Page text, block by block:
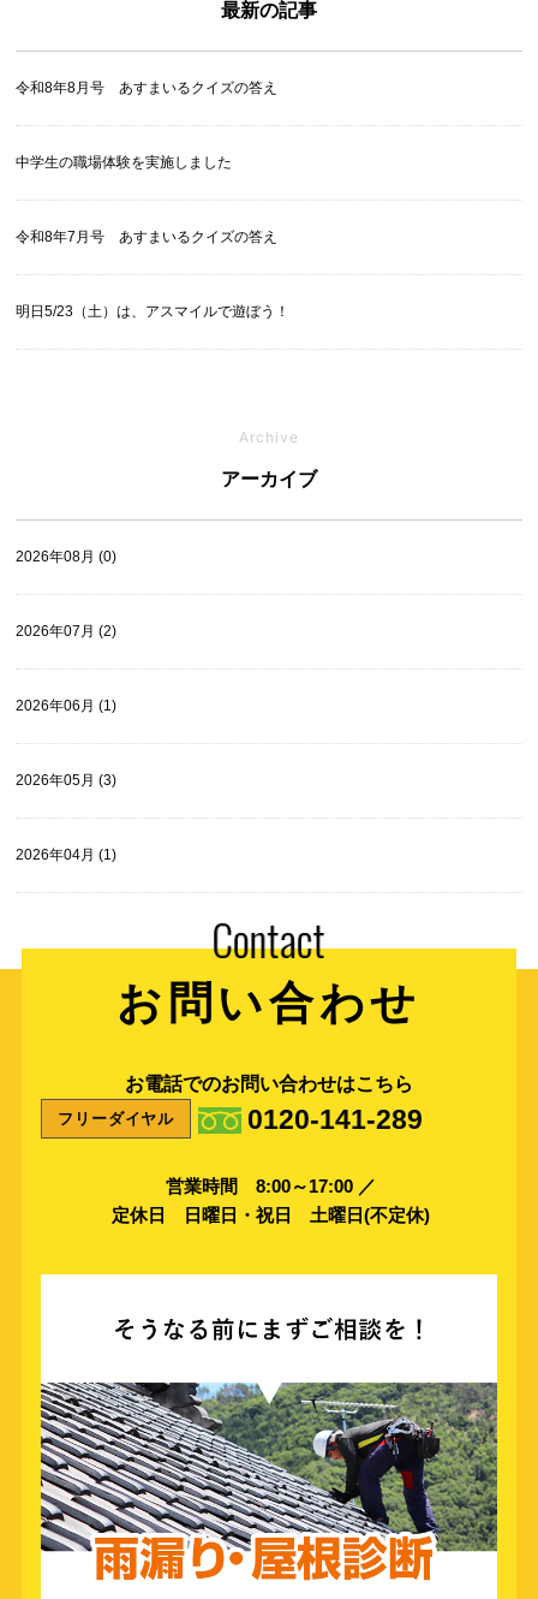
最新の記事
令和8年8月号 あすまいるクイズの答え
中学生の職場体験を実施しました
令和8年7月号 あすまいるクイズの答え
明日5/23（土）は、アスマイルで遊ぼう！
Archive
アーカイブ
2026年08月 (0)
2026年07月 (2)
2026年06月 (1)
2026年05月 (3)
2026年04月 (1)
お問い合わせ
フリーダイヤル 0120-141-289
お電話でのお問い合わせはこちら
営業時間 8:00～17:00 ／
定休日 日曜日・祝日 土曜日(不定休)